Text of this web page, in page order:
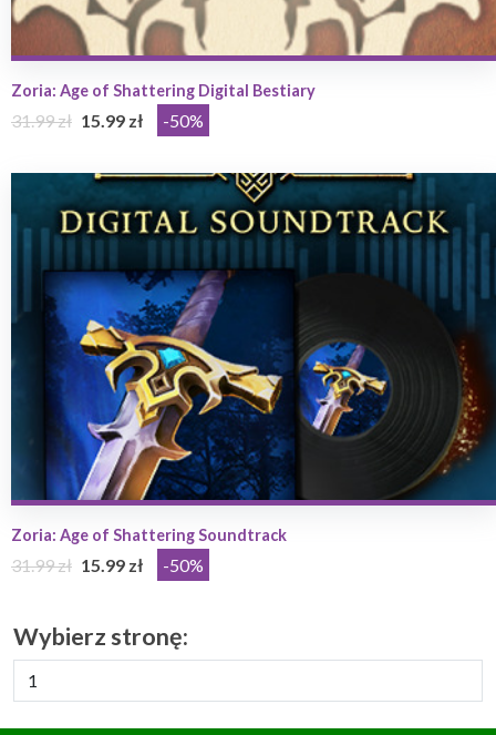
Zoria: Age of Shattering Digital Bestiary
31.99 zł 15.99 zł -50%
Zoria: Age of Shattering Soundtrack
31.99 zł 15.99 zł -50%
Wybierz stronę: